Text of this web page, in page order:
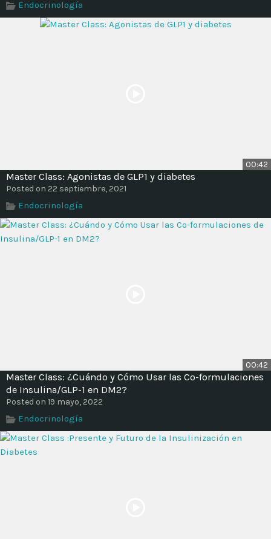
Time
Endocrinología
00:42
Master Class: Agonistas de GLP1 y diabetes
Posted on 22 septiembre, 2021
Endocrinología
00:42
Master Class: ¿Cuándo y Cómo Usar las Co-formulaciones
de Insulina/GLP-1 en DM2?
Posted on 19 mayo, 2022
Endocrinología